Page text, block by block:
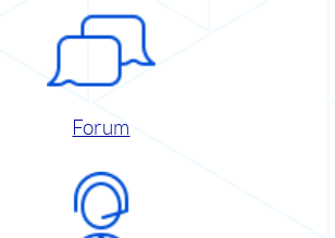
Forum